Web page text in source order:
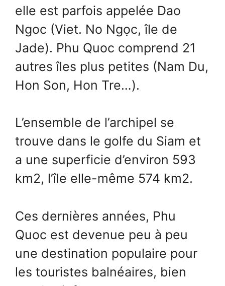
elle est parfois appelée Dao
Ngoc (Viet. No Ngọc, île de
Jade). Phu Quoc comprend 21
autres îles plus petites (Nam Du,
Hon Son, Hon Tre…).
L’ensemble de l’archipel se
trouve dans le golfe du Siam et
a une superficie d’environ 593
km2, l’île elle-même 574 km2.
Ces dernières années, Phu
Quoc est devenue peu à peu
une destination populaire pour
les touristes balnéaires, bien